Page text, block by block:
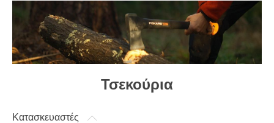
Τσεκούρια
Κατασκευαστές